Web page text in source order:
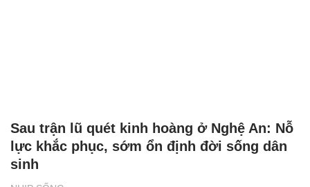
Sau trận lũ quét kinh hoàng ở Nghệ An: Nỗ
lực khắc phục, sớm ổn định đời sống dân
sinh